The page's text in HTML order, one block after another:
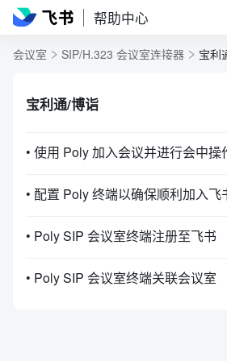
帮助中心
会议室 SIP/H.323 会议室连接器 宝利
宝利通/博诣
• 使用 Poly 加入会议并进行会中操
• 配置 Poly 终端以确保顺利加入飞
• Poly SIP 会议室终端注册至飞书
• Poly SIP 会议室终端关联会议室